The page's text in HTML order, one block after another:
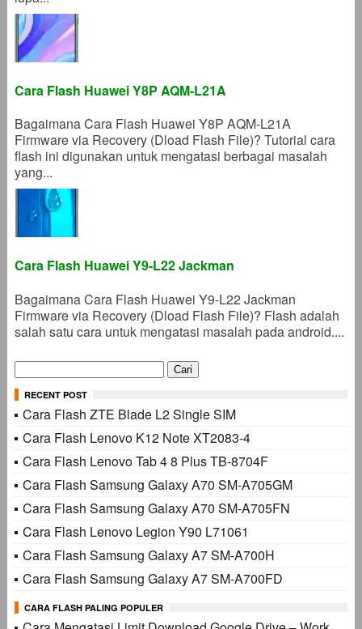
Cara Flash Huawei Y8P AQM-L21A
Bagaimana Cara Flash Huawei Y8P AQM-L21A
Firmware via Recovery (Dload Flash File)? Tutorial cara
flash ini digunakan untuk mengatasi berbagai masalah
yang...
Cara Flash Huawei Y9-L22 Jackman
Bagaimana Cara Flash Huawei Y9-L22 Jackman
Firmware via Recovery (Dload Flash File)? Flash adalah
salah satu cara untuk mengatasi masalah pada android....
Cari
untuk:
RECENT POST
Cara Flash ZTE Blade L2 Single SIM
Cara Flash Lenovo K12 Note XT2083-4
Cara Flash Lenovo Tab 4 8 Plus TB-8704F
Cara Flash Samsung Galaxy A70 SM-A705GM
Cara Flash Samsung Galaxy A70 SM-A705FN
Cara Flash Lenovo Legion Y90 L71061
Cara Flash Samsung Galaxy A7 SM-A700H
Cara Flash Samsung Galaxy A7 SM-A700FD
CARA FLASH PALING POPULER